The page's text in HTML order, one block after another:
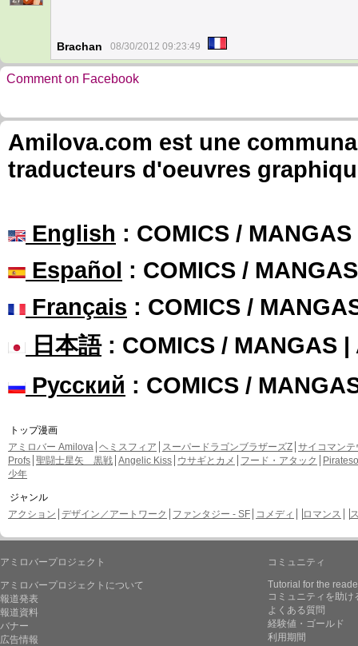
Brachan 08/30/2012 09:23:49
Comment on Facebook
Amilova.com est une
traducteurs d'oeuvres
English : COMICS /
Español : COMICS /
Français : COMICS /
日本語: COMICS / MANGAS |
Русский : COMICS /
トップ漫画
アミロバー Amilova ヘミスフィア スーパードラゴンブラザーズZ サイコマンテ
Profs 聖闘士星矢 黒戦 Angelic Kiss ウサギとカメ フード・アタック
少年
ジャンル
アクション デザイン／アートワーク ファンタジー - SF コメディ ロマンス
アミロバープロジェクト
アミロバープロジェクトについて
報道発表
報道資料
バナー
広告情報
コミュニティ
Tutorial for the
コミュニティを助け
よくある質問
経験値・ゴールド
利用期間